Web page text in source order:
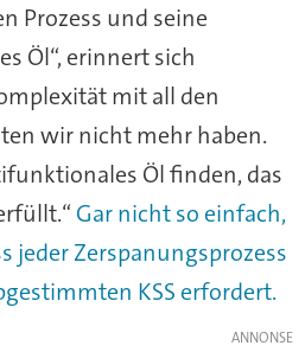
Prozess und seine
Öl“, erinnert sich
mit all den
wir nicht mehr haben.
Öl finden, das
Gar nicht so einfach,
jeder Zerspanungsprozess
KSS erfordert.